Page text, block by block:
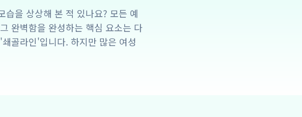
습을 상상해 본 적 있나요? 모든 예
완벽함을 완성하는 핵심 요소는 다
골라인'입니다. 하지만 많은 여성